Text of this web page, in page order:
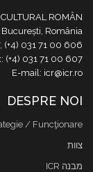
ROMÂN
România
(+4) 031 71 00 606
(+4) 031 71 00 607
E-mail: icr@icr.ro
DESPRE NOI
/ Funcţionare
צוות
מבנה ICR